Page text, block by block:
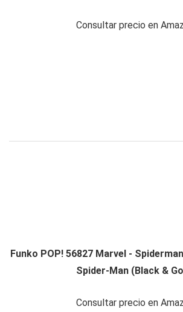
Consultar precio en
Funko POP! 56827 Marvel -
Spider-Man (Black &
Consultar precio en